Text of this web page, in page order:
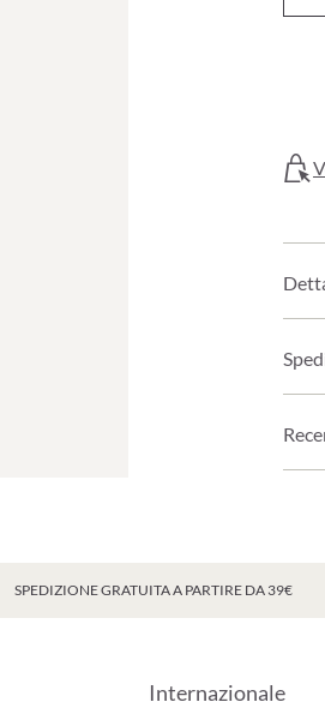
SPEDIZIONE GRATUITA A PARTIRE DA 39€
Internazionale